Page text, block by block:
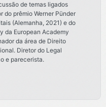
de temas ligados
do prêmio Werner Pünder
(Alemanha, 2021) e do
da European Academy
da área de Direito
Diretor do Legal
e parecerista.